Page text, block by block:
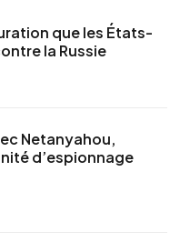
que les États-
la Russie
Netanyahou,
d’espionnage